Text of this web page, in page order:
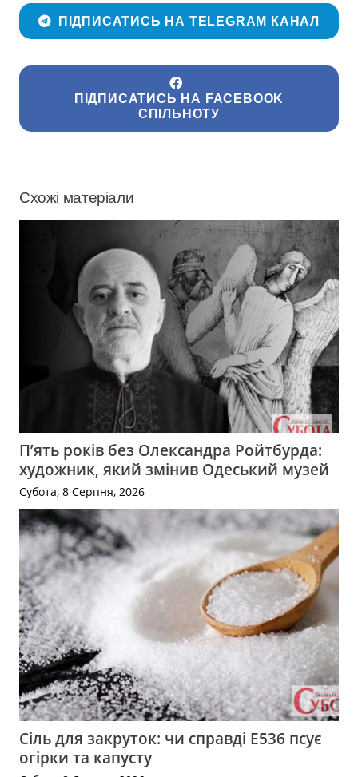
ПІДПИСАТИСЬ НА TELEGRAM КАНАЛ
ПІДПИСАТИСЬ НА FACEBOOK
СПІЛЬНОТУ
Схожі матеріали
П’ять років без Олександра Ройтбурда:
художник, який змінив Одеський музей
Субота, 8 Серпня, 2026
Сіль для закруток: чи справді Е536 псує
огірки та капусту